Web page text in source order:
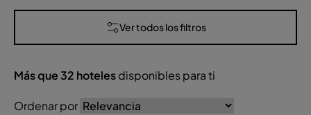
Ver todos los filtros
Más que32 hotelesdisponibles para ti
Ordenar por